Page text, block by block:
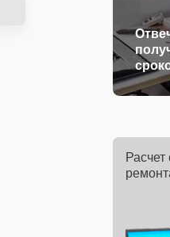
Расчет